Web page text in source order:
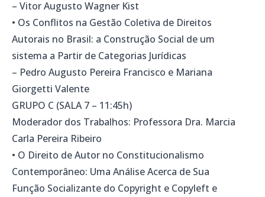
– Vitor Augusto Wagner Kist
• Os Conflitos na Gestão Coletiva de Direitos
Autorais no Brasil: a Construção Social de um
sistema a Partir de Categorias Jurídicas
– Pedro Augusto Pereira Francisco e Mariana
Giorgetti Valente
GRUPO C (SALA 7 – 11:45h)
Moderador dos Trabalhos: Professora Dra. Marcia
Carla Pereira Ribeiro
• O Direito de Autor no Constitucionalismo
Contemporâneo: Uma Análise Acerca de Sua
Função Socializante do Copyright e Copyleft e